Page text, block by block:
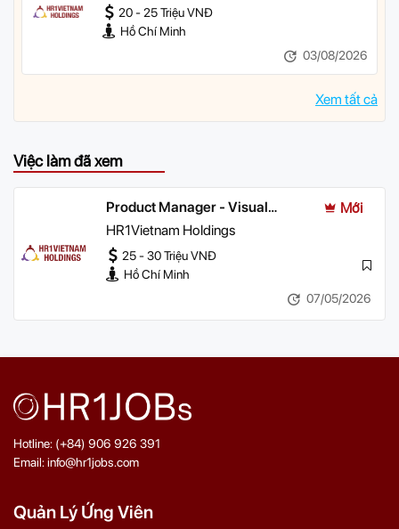
20 - 25 Triệu VNĐ
Hồ Chí Minh
03/08/2026
Xem tất cả
Việc làm đã xem
Product Manager - Visual
Product
Mới
HR1Vietnam Holdings
25 - 30 Triệu VNĐ
Hồ Chí Minh
07/05/2026
Hotline: (+84) 906 926 391
Email: info@hr1jobs.com
Quản Lý Ứng Viên